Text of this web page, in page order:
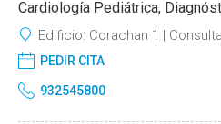
Cardiología Pediátrica,
Edificio: Corachan 1
PEDIR CITA
932545800